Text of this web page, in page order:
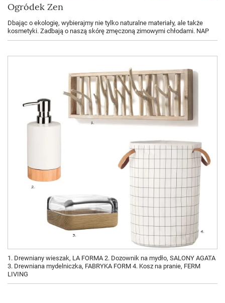
Ogródek Zen
Dbając o ekologię, wybierajmy nie tylko naturalne materiały, ale także
kosmetyki. Zadbają o naszą skórę zmęczoną zimowymi chłodami. NAP
1. Drewniany wieszak, LA FORMA 2. Dozownik na mydło, SALONY AGATA
3. Drewniana mydelniczka, FABRYKA FORM 4. Kosz na pranie, FERM
LIVING